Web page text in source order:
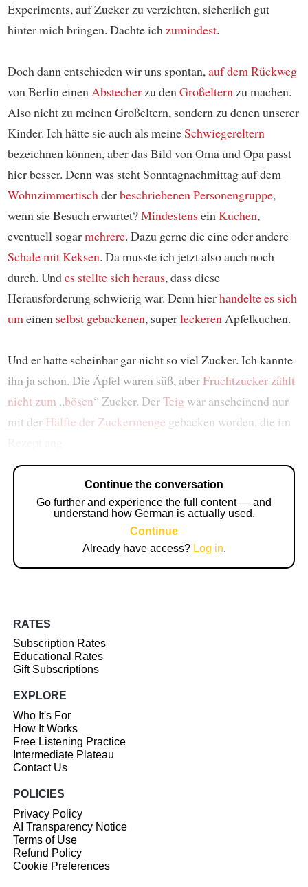
Experiments, auf Zucker zu verzichten, sicherlich gut
hinter mich bringen. Dachte ichzumindest.
Doch dann entschieden wir uns spontan,auf dem Rückweg
von Berlin einenAbstecherzu denGroßelternzu machen.
Also nicht zu meinen Großeltern, sondern zu denen unserer
Kinder. Ich hätte sie auch als meineSchwiegereltern
bezeichnen können, aber das Bild von Oma und Opa passt
hier besser. Denn was steht Sonntagnachmittag auf dem
Wohnzimmertischderbeschriebenen Personengruppe,
wenn sie Besuch erwartet?MindestenseinKuchen,
eventuell sogarmehrere. Dazu gerne die eine oder andere
Schale mit Keksen. Da musste ich jetzt also auch noch
durch. Undes stellte sich heraus, dass diese
Herausforderung schwierig war. Denn hierhandelte es sich
umeinen selbst gebackenen, superleckerenApfelkuchen.
Und er hatte scheinbar gar nicht so viel Zucker. Ich kannte
ihn ja schon. Die Äpfel waren süß, aberFruchtzuckerzählt
nicht zum „bösen“ Zucker. DerTeig war anscheinend nur
mit der Hälfte der Zuckermenge gebacken worden, die im
Continue the conversation
Go further and experience the full content — and
understand how German is actually used.
Continue
Already have access? Log in.
RATES
Subscription Rates
Educational Rates
Gift Subscriptions
EXPLORE
Who It's For
How It Works
Free Listening Practice
Intermediate Plateau
Contact Us
POLICIES
Privacy Policy
AI Transparency Notice
Terms of Use
Refund Policy
Cookie Preferences